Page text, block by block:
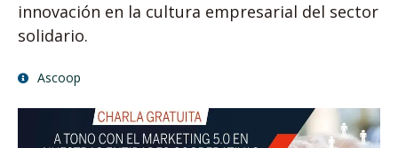
innovación en la cultura empresarial del sector
solidario.
Ascoop